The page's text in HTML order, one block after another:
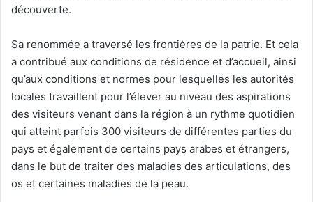
découverte.
Sa renommée a traversé les frontières de la patrie. Et cela
a contribué aux conditions de résidence et d’accueil, ainsi
qu’aux conditions et normes pour lesquelles les autorités
locales travaillent pour l’élever au niveau des aspirations
des visiteurs venant dans la région à un rythme quotidien
qui atteint parfois 300 visiteurs de différentes parties du
pays et également de certains pays arabes et étrangers,
dans le but de traiter des maladies des articulations, des
os et certaines maladies de la peau.